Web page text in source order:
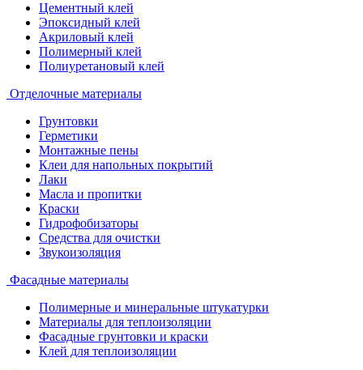
Цементный клей
Эпоксидный клей
Акриловый клей
Полимерный клей
Полиуретановый клей
Отделочные материалы
Грунтовки
Герметики
Монтажные пены
Клеи для напольных покрытий
Лаки
Масла и пропитки
Краски
Гидрофобизаторы
Средства для очистки
Звукоизоляция
Фасадные материалы
Полимерные и минеральные штукатурки
Материалы для теплоизоляции
Фасадные грунтовки и краски
Клей для теплоизоляции